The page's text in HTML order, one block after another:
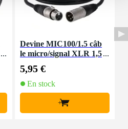
Devine MIC100/1.5 câb
le micro/signal XLR 1,5
5,95 €
En stock
+